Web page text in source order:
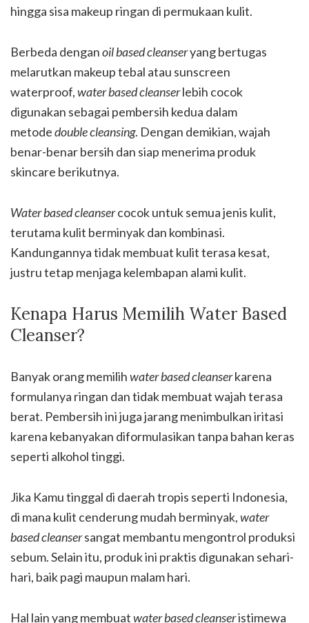
hingga sisa makeup ringan di permukaan kulit.
Berbeda denganoil based cleanseryang bertugas
melarutkan makeup tebal atau sunscreen
waterproof,water based cleanserlebih cocok
digunakan sebagai pembersih kedua dalam
metodedouble cleansing. Dengan demikian, wajah
benar-benar bersih dan siap menerima produk
skincare berikutnya.
Water based cleansercocok untuk semua jenis kulit,
terutama kulit berminyak dan kombinasi.
Kandungannya tidak membuat kulit terasa kesat,
justru tetap menjaga kelembapan alami kulit.
Kenapa Harus Memilih Water Based
Cleanser?
Banyak orang memilihwater based cleanserkarena
formulanya ringan dan tidak membuat wajah terasa
berat. Pembersih ini juga jarang menimbulkan iritasi
karena kebanyakan diformulasikan tanpa bahan keras
seperti alkohol tinggi.
Jika Kamu tinggal di daerah tropis seperti Indonesia,
di mana kulit cenderung mudah berminyak,water
based cleansersangat membantu mengontrol produksi
sebum. Selain itu, produk ini praktis digunakan sehari-
hari, baik pagi maupun malam hari.
Hal lain yang membuatwater based cleanseristimewa